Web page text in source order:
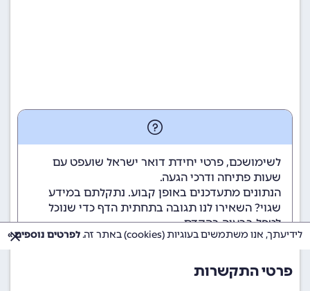
לשימושכם, פרטי יחידת דואר ישראל שועפט עם
שעות פתיחה ודרכי הגעה.
הנתונים מתעדכנים באופן קבוע. נתקלתם במידע
שגוי? השאירו לנו תגובה בתחתית הדף כדי שנוכל
לטפל בבעיה בהקדם.
פרטי התקשרות
לידיעתך, אנו משתמשים בעוגיות (cookies) באתר זה. לפרטים נוספים »